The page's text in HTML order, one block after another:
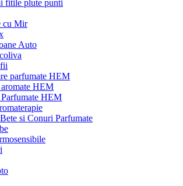
fitile plute punti
cu Mir
Auto
parfumate HEM
HEM
HEM
si Conuri Parfumate